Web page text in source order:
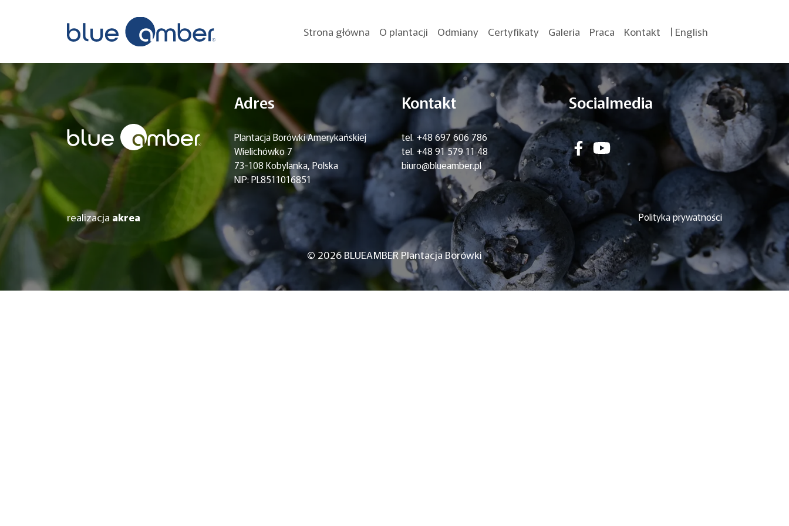
Strona główna O plantacji Odmiany Certyfikaty Galeria Praca Kontakt | English
Welcome to WordPress. This is your first post. Edit or delete it, then start writing!
Adres
Plantacja Borówki Amerykańskiej
Wielichówko 7
73-108 Kobylanka, Polska
NIP: PL8511016851
Kontakt
tel. +48 697 606 786
tel. +48 91 579 11 48
biuro@blueamber.pl
Socialmedia
realizacja akrea Polityka prywatności
© 2026 BLUEAMBER Plantacja Borówki